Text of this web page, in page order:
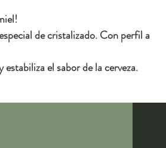
de cristalizado. Con perfil a
el sabor de la cerveza.